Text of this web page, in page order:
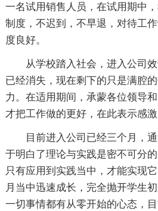
一名试用销售人员，在试用期中
制度，不迟到，不早退，对待工
度良好。
从学校踏入社会，进入公司
已经消失，现在剩下的只是满腔
力。在适用期间，承蒙各位领导
才把工作做的更好，在此表示感激
目前进入公司已经三个月，
于明白了理论与实践是密不可分
只有应用到实践当中，才能实现
月当中迅速成长，完全抛开学生
一切事情都有从零开始的心态，